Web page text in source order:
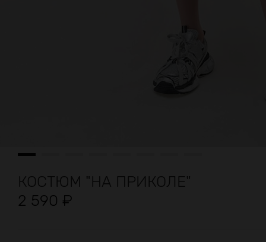
КОСТЮМ "НА ПРИКОЛЕ"
2 590 ₽